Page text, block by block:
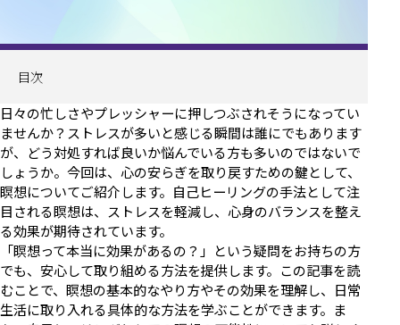
目次
日々の忙しさやプレッシャーに押しつぶされそうになってい
ませんか？ストレスが多いと感じる瞬間は誰にでもあります
が、どう対処すれば良いか悩んでいる方も多いのではないで
しょうか。今回は、心の安らぎを取り戻すための鍵として、
瞑想についてご紹介します。自己ヒーリングの手法として注
目される瞑想は、ストレスを軽減し、心身のバランスを整え
る効果が期待されています。
「瞑想って本当に効果があるの？」という疑問をお持ちの方
でも、安心して取り組める方法を提供します。この記事を読
むことで、瞑想の基本的なやり方やその効果を理解し、日常
生活に取り入れる具体的な方法を学ぶことができます。ま